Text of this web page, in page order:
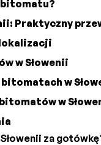
Praktyczny
lokalizacji
w Słowenii
w
w
za